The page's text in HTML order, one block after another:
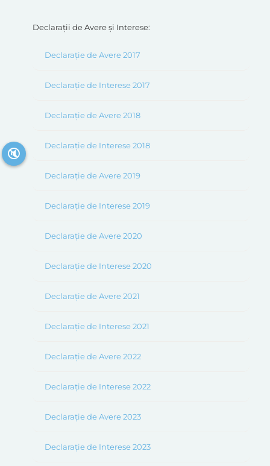
Declarații de Avere și Interese:
Declarație de Avere 2017
Declarație de Interese 2017
Declarație de Avere 2018
Declarație de Interese 2018
Declarație de Avere 2019
Declarație de Interese 2019
Declarație de Avere 2020
Declarație de Interese 2020
Declarație de Avere 2021
Declarație de Interese 2021
Declarație de Avere 2022
Declarație de Interese 2022
Declarație de Avere 2023
Declarație de Interese 2023
🔇